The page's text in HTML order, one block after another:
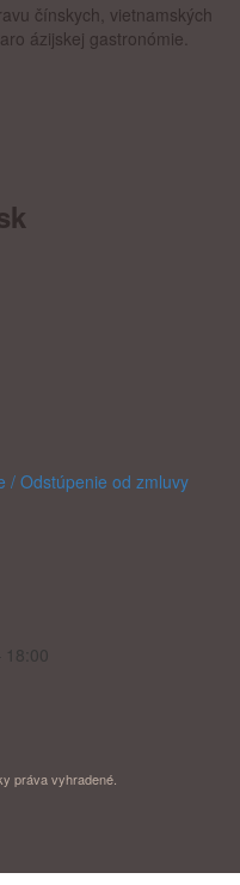
čínskych, vietnamských
ázijskej gastronómie.
/ Odstúpenie od zmluvy
18:00
práva vyhradené.